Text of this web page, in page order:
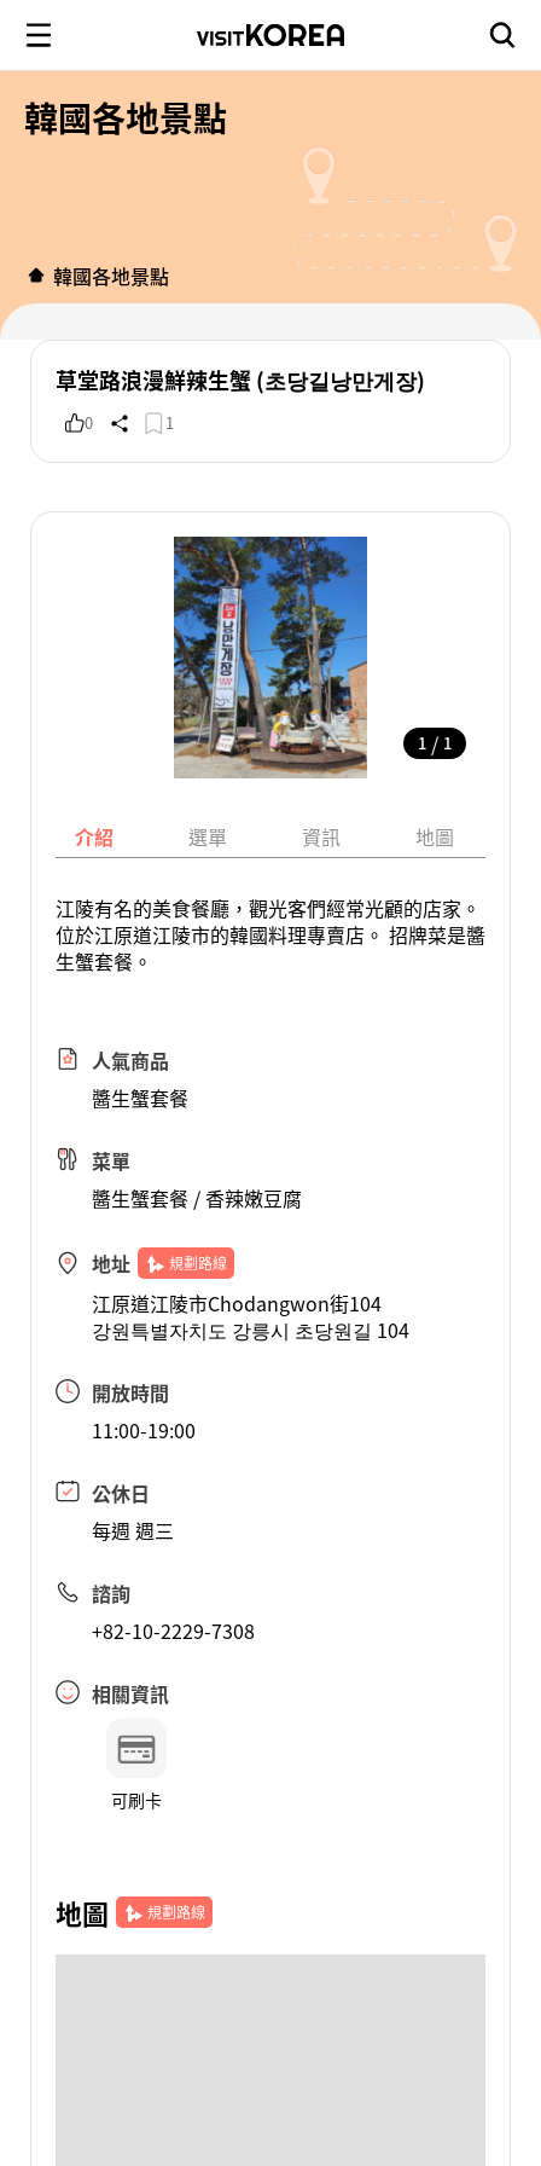
韓國各地景點
韓國各地景點
草堂路浪漫鮮辣生蟹 (초당길낭만게장)
0 1
1 / 1
介紹 選單 資訊 地圖
江陵有名的美食餐廳，觀光客們經常光顧的店家。
位於江原道江陵市的韓國料理專賣店。 招牌菜是醬
生蟹套餐。
人氣商品
醬生蟹套餐
菜單
醬生蟹套餐 / 香辣嫩豆腐
地址 規劃路線
江原道江陵市Chodangwon街104
강원특별자치도 강릉시 초당원길 104
開放時間
11:00-19:00
公休日
每週 週三
諮詢
+82-10-2229-7308
相關資訊
可刷卡
地圖 規劃路線